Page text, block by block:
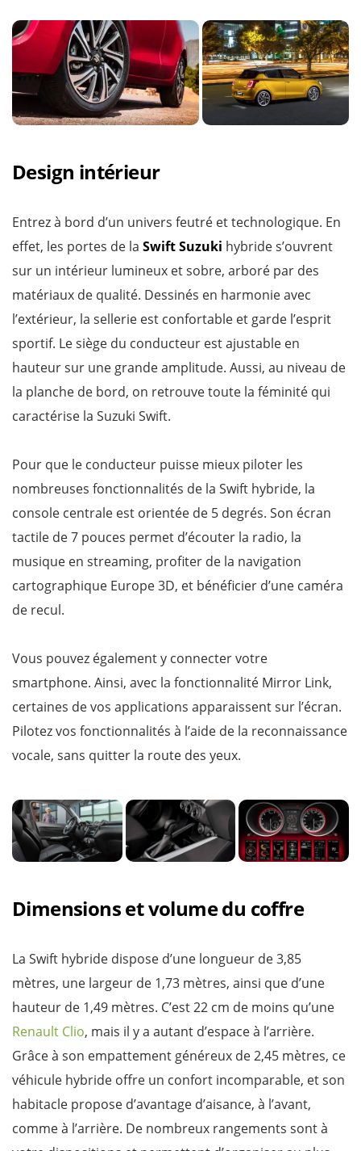
Design intérieur
Entrez à bord d’un univers feutré et technologique. En
effet, les portes de la Swift Suzuki hybride s’ouvrent
sur un intérieur lumineux et sobre, arboré par des
matériaux de qualité. Dessinés en harmonie avec
l’extérieur, la sellerie est confortable et garde l’esprit
sportif. Le siège du conducteur est ajustable en
hauteur sur une grande amplitude. Aussi, au niveau de
la planche de bord, on retrouve toute la féminité qui
caractérise la Suzuki Swift.
Pour que le conducteur puisse mieux piloter les
nombreuses fonctionnalités de la Swift hybride, la
console centrale est orientée de 5 degrés. Son écran
tactile de 7 pouces permet d’écouter la radio, la
musique en streaming, profiter de la navigation
cartographique Europe 3D, et bénéficier d’une caméra
de recul.
Vous pouvez également y connecter votre
smartphone. Ainsi, avec la fonctionnalité Mirror Link,
certaines de vos applications apparaissent sur l’écran.
Pilotez vos fonctionnalités à l’aide de la reconnaissance
vocale, sans quitter la route des yeux.
Dimensions et volume du coffre
La Swift hybride dispose d’une longueur de 3,85
mètres, une largeur de 1,73 mètres, ainsi que d’une
hauteur de 1,49 mètres. C’est 22 cm de moins qu’une
Renault Clio, mais il y a autant d’espace à l’arrière.
Grâce à son empattement généreux de 2,45 mètres, ce
véhicule hybride offre un confort incomparable, et son
habitacle propose d’avantage d’aisance, à l’avant,
comme à l’arrière. De nombreux rangements sont à